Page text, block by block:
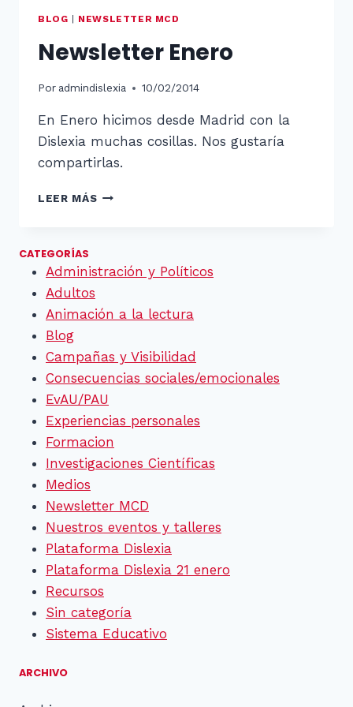
BLOG | NEWSLETTER MCD
Newsletter Enero
Por admindislexia 10/02/2014
En Enero hicimos desde Madrid con la
Dislexia muchas cosillas. Nos gustaría
compartirlas.
LEER MÁSNEWSLETTER
CATEGORÍAS
Administración y Políticos
Adultos
Animación a la lectura
Blog
Campañas y Visibilidad
Consecuencias sociales/emocionales
EvAU/PAU
Experiencias personales
Formacion
Investigaciones Científicas
Medios
Newsletter MCD
Nuestros eventos y talleres
Plataforma Dislexia
Plataforma Dislexia 21 enero
Recursos
Sin categoría
Sistema Educativo
ARCHIVO